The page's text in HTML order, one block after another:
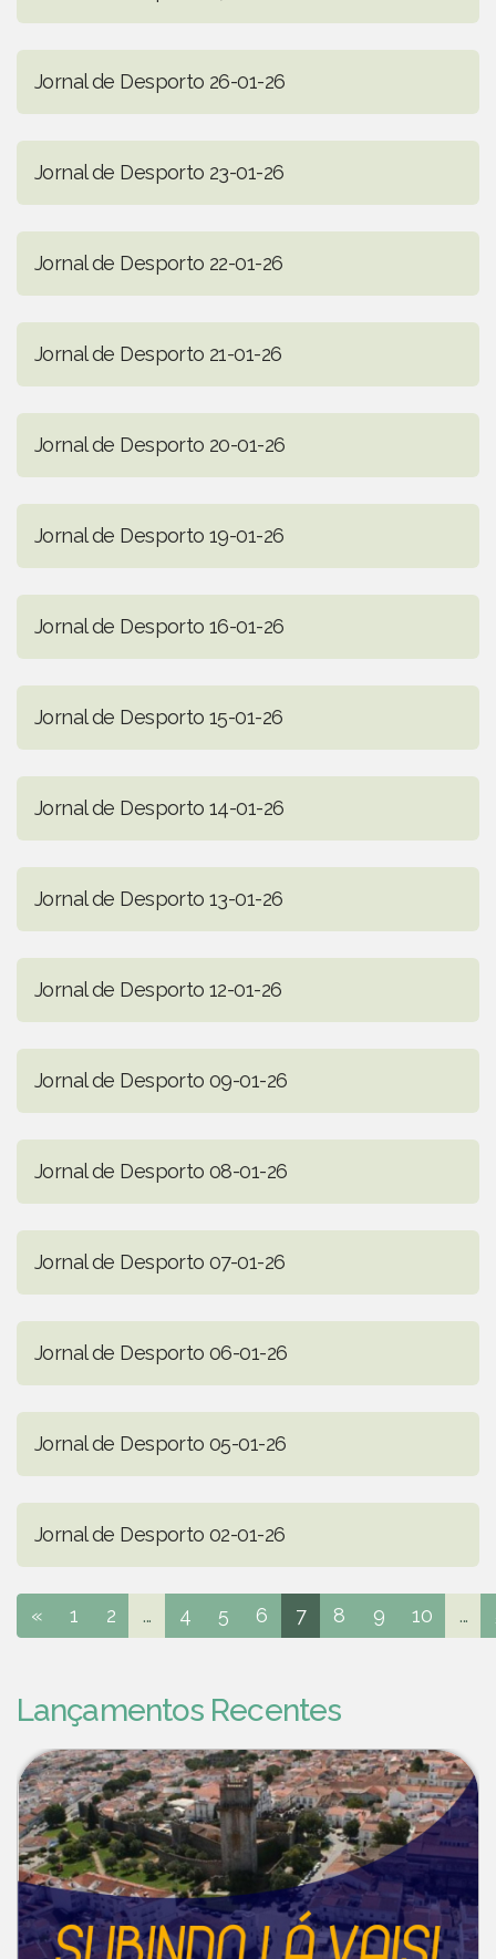
Jornal de Desporto 26-01-26
Jornal de Desporto 23-01-26
Jornal de Desporto 22-01-26
Jornal de Desporto 21-01-26
Jornal de Desporto 20-01-26
Jornal de Desporto 19-01-26
Jornal de Desporto 16-01-26
Jornal de Desporto 15-01-26
Jornal de Desporto 14-01-26
Jornal de Desporto 13-01-26
Jornal de Desporto 12-01-26
Jornal de Desporto 09-01-26
Jornal de Desporto 08-01-26
Jornal de Desporto 07-01-26
Jornal de Desporto 06-01-26
Jornal de Desporto 05-01-26
Jornal de Desporto 02-01-26
« 1 2 ... 4 5 6 7 8 9 10 ...
Lançamentos Recentes